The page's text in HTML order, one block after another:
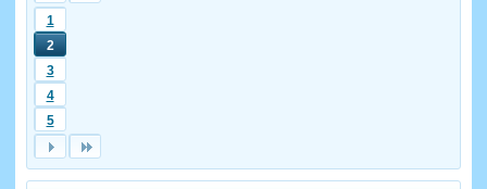
1
2
3
4
5